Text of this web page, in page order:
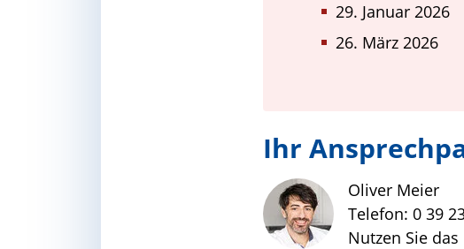
29. Januar 2026
26. März 2026
Ihr
Oliver Meier
Telefon: 0 39
Nutzen Sie